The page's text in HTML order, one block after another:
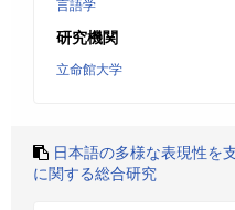
言語学
研究機関
立命館大学
日本語の多様な表現性を
に関する総合研究